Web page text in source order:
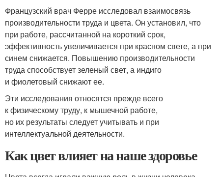
Французский врач Ферре исследовал взаимосвязь
производительности труда и цвета. Он установил, что
при работе, рассчитанной на короткий срок,
эффективность увеличивается при красном свете, а при
синем снижается. Повышению производительности
труда способствует зеленый свет, а индиго
и фиолетовый снижают ее.
Эти исследования относятся прежде всего
к физическому труду, к мышечной работе,
но их результаты следует учитывать и при
интеллектуальной деятельности.
Как цвет влияет на наше здоровье